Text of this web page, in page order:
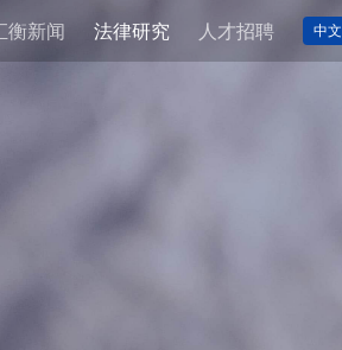
衡新闻 法律研究 人才招聘 中文